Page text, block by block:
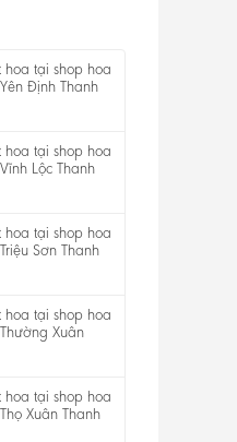
hoa tại shop hoa
Định Thanh
hoa tại shop hoa
Lộc Thanh
hoa tại shop hoa
Sơn Thanh
hoa tại shop hoa
Xuân
hoa tại shop hoa
Xuân Thanh